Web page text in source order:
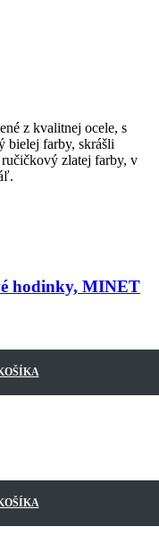
z kvalitnej ocele, s
bielej farby, skrášli
zlatej farby, v
hodinky, MINET